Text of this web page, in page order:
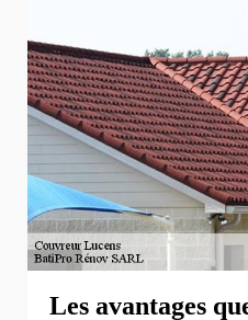
Les avantages